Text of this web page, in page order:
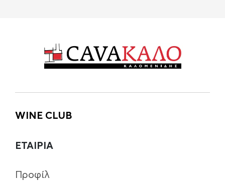
WINE CLUB
ΕΤΑΙΡΙΑ
Προφίλ